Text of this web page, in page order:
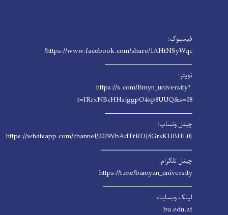
فیسبوک:
https://www.facebook.com/share/1AHtNSyWqc/
ـــــــــــــــــــــــــــــــــــــــــــ
تویتر:
https://x.com/Bmyn_university?
t=IRrxNBcHHsiggpO4xp8UUQ&s=08
ـــــــــــــــــــــــــــــــــــــــــــ
چینل وتساپ:
https://whatsapp.com/channel/0029VbAdTrRDJ6GrsKUBHL0J
ـــــــــــــــــــــــــــــــــــــــــــــ
چینل تلگرام:
https://t.me/bamyan_university
ــــــــــــــــــــــــــــــــــــــــــــ
لینک وبسایت:
bu.edu.af